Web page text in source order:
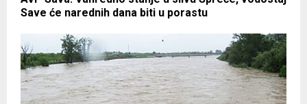
Save će narednih dana biti u porastu